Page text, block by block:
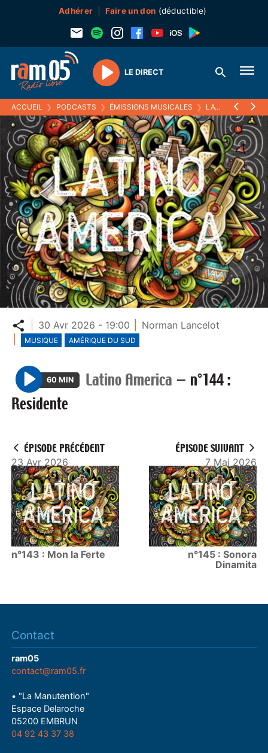
Adhérer Faire un don (déductible)
Play
LE DIRECT
ACCUEIL ❯ PODCASTS ❯ ÉMISSIONS MUSICALES ❯ LATINO AMERICA
Partager
30 Avr 2026 - 19:00 Norman Lancelot
MUSIQUE AMÉRIQUE DU SUD
P
l
60 MIN Latino America — n°144 :
Residente
ÉPISODE PRÉCÉDENT
23 Avr 2026
n°143 : Mon la Ferte
ÉPISODE SUIVANT
7 Mai 2026
n°145 : Sonora
Dinamita
Contact
ram05
contact@ram05.fr
• "La Manutention"
Espace Delaroche
05200 EMBRUN
04 92 43 37 38